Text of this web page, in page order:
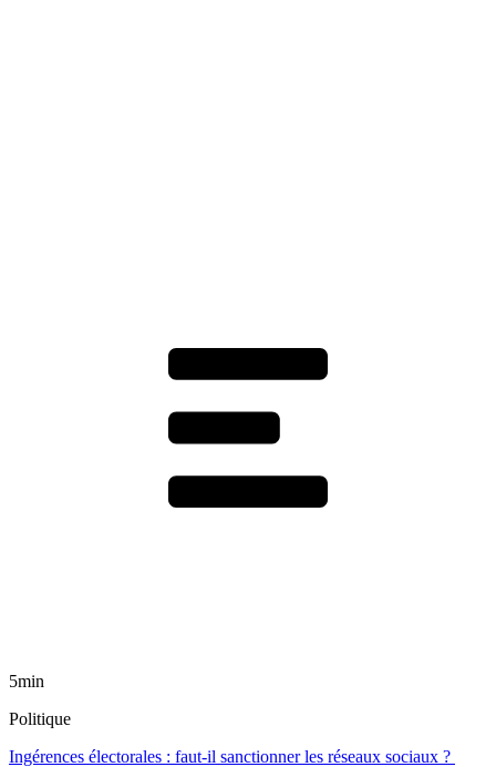
5min
Politique
Ingérences électorales : faut-il sanctionner les réseaux sociaux ?